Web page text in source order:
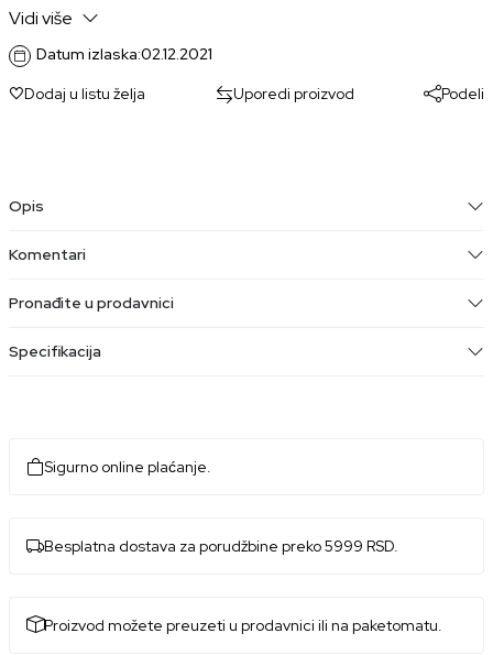
bandita, pirata i drugih neprijatelja kroz različite nivoe inspirisane
originalnim stripovima.
Vidi više
Datum izlaska:02.12.2021
Dodaj u listu želja Uporedi proizvod Podeli
Opis
Komentari
Pronađite u prodavnici
Specifikacija
Sigurno online plaćanje.
Besplatna dostava za porudžbine preko 5999 RSD.
Proizvod možete preuzeti u prodavnici ili na paketomatu.